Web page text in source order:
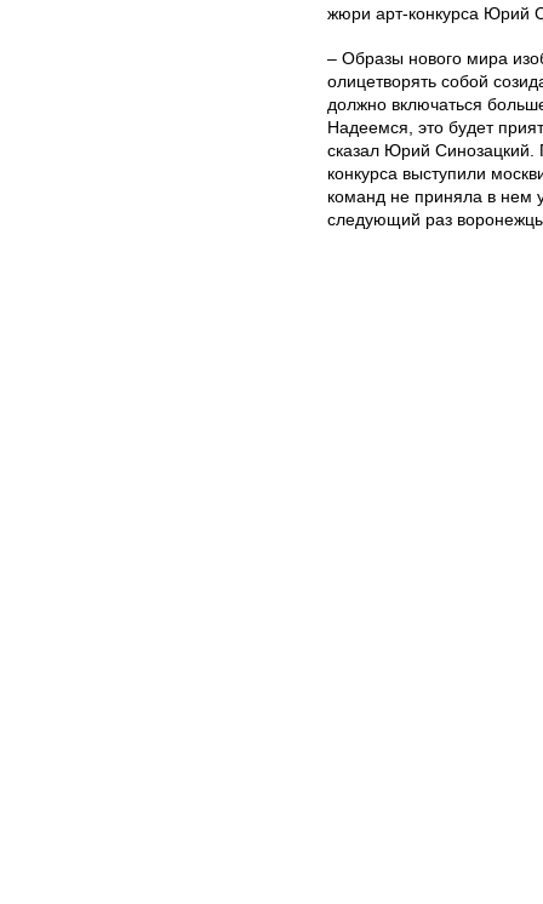
жюри арт-конкурса Юрий
– Образы нового мира
олицетворять собой
должно включаться
Надеемся, это будет
сказал Юрий Синозацкий.
конкурса выступили
команд не приняла в нем
следующий раз